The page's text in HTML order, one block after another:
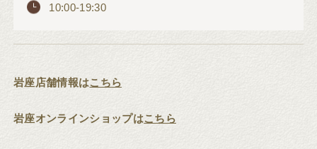
10:00-19:30
岩座店舗情報はこちら
岩座オンラインショップはこちら